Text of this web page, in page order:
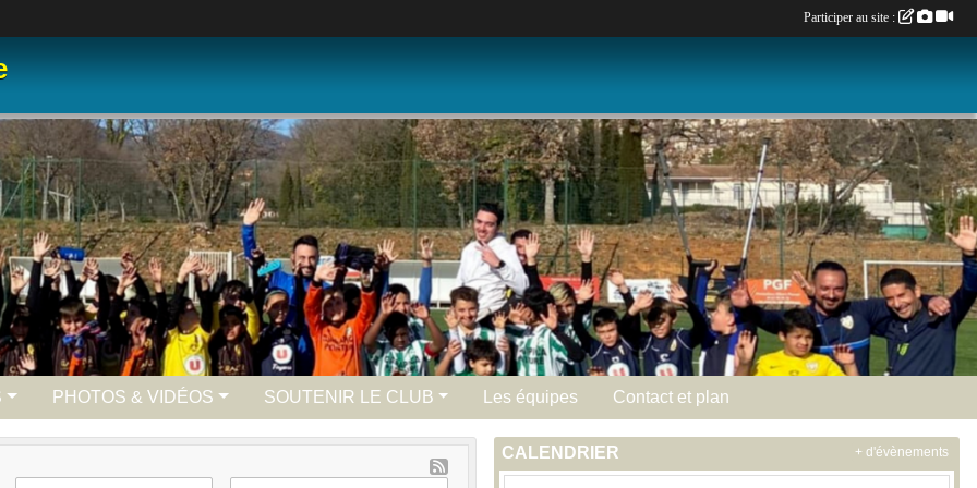
PHOTOS & VIDÉOS SOUTENIR LE CLUB Les équipes Contact et plan
CALENDRIER + d'évènements
Participer au site :